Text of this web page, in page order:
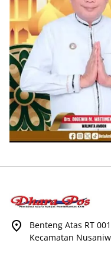
Benteng Atas RT
Kecamatan